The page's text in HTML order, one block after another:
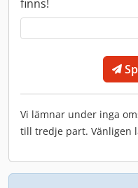
finns!
Vi lämnar under inga
till tredje part. Vänligen